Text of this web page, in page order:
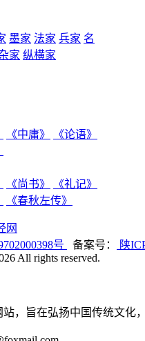
墨家 法家 兵家 名
家 纵横家
《中庸》
《论语》
《尚书》
《礼记》
《春秋左传》
网
号
备案号：
陕
All rights reserved.
，旨在弘扬中国传统文化